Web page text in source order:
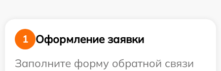
1
Оформление заявки
Заполните форму обратной связи